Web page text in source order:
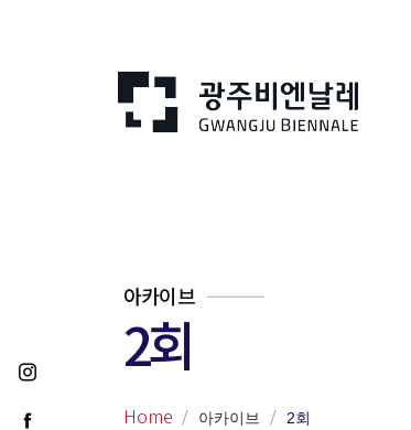
아카이브
2회
Home 아카이브 2회